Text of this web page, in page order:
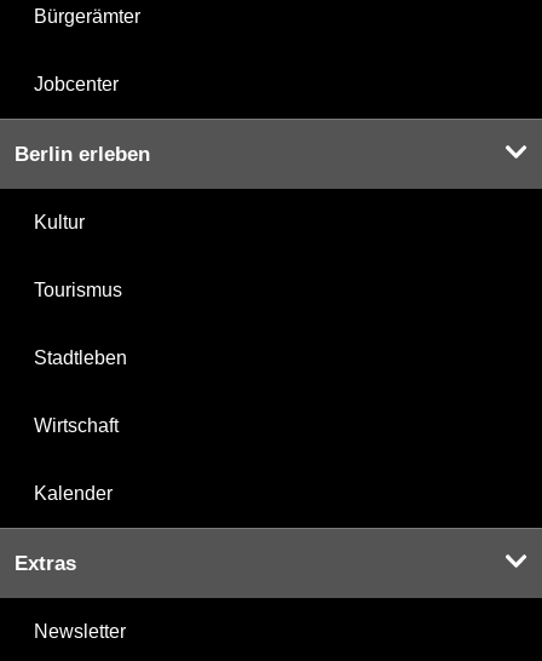
Bürgerämter
Jobcenter
Berlin erleben
Kultur
Tourismus
Stadtleben
Wirtschaft
Kalender
Extras
Newsletter